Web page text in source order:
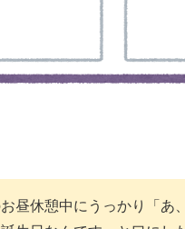
昼休憩中にうっかり「あ